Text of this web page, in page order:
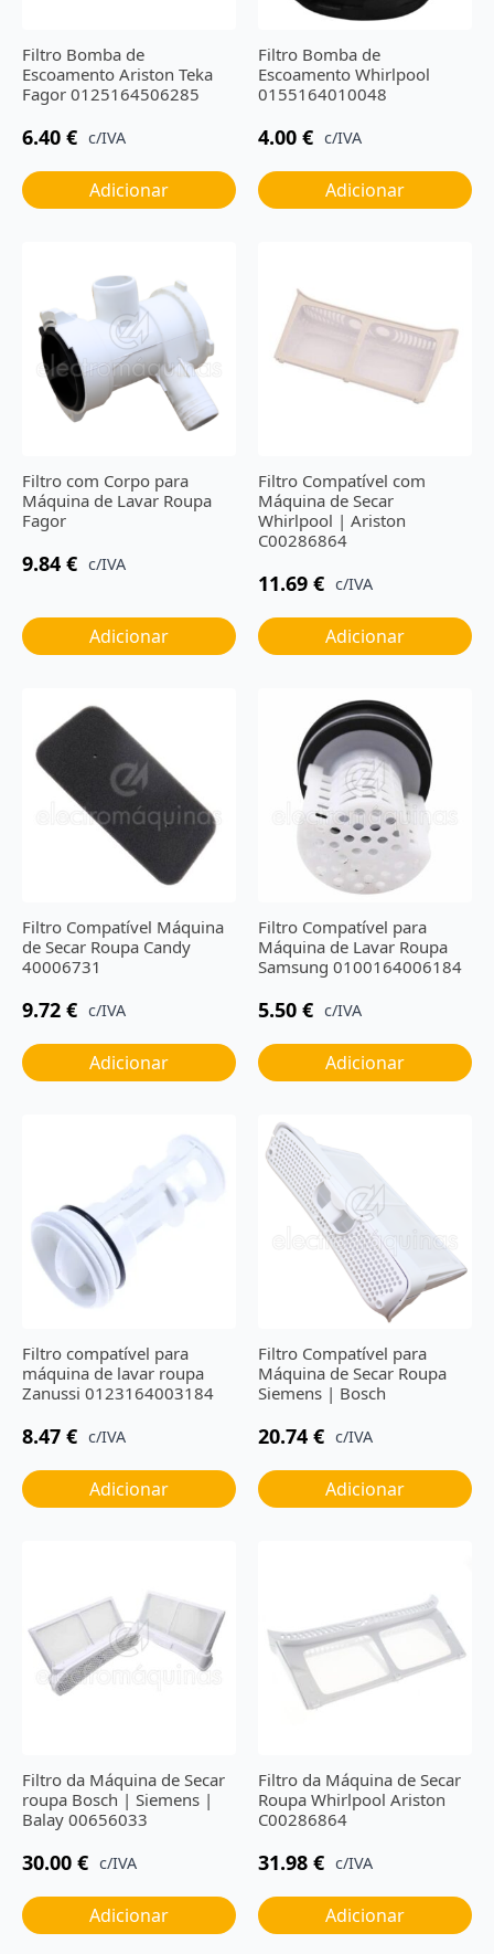
Filtro Bomba de
Escoamento Ariston Teka
Fagor 0125164506285
6.40 € c/IVA
Adicionar
Filtro Bomba de
Escoamento Whirlpool
0155164010048
4.00 € c/IVA
Adicionar
Filtro com Corpo para
Máquina de Lavar Roupa
Fagor
9.84 € c/IVA
Adicionar
Filtro Compatível com
Máquina de Secar
Whirlpool | Ariston
C00286864
11.69 € c/IVA
Adicionar
Filtro Compatível Máquina
de Secar Roupa Candy
40006731
9.72 € c/IVA
Adicionar
Filtro Compatível para
Máquina de Lavar Roupa
Samsung 0100164006184
5.50 € c/IVA
Adicionar
Filtro compatível para
máquina de lavar roupa
Zanussi 0123164003184
8.47 € c/IVA
Adicionar
Filtro Compatível para
Máquina de Secar Roupa
Siemens | Bosch
20.74 € c/IVA
Adicionar
Filtro da Máquina de Secar
roupa Bosch | Siemens |
Balay 00656033
30.00 € c/IVA
Adicionar
Filtro da Máquina de Secar
Roupa Whirlpool Ariston
C00286864
31.98 € c/IVA
Adicionar